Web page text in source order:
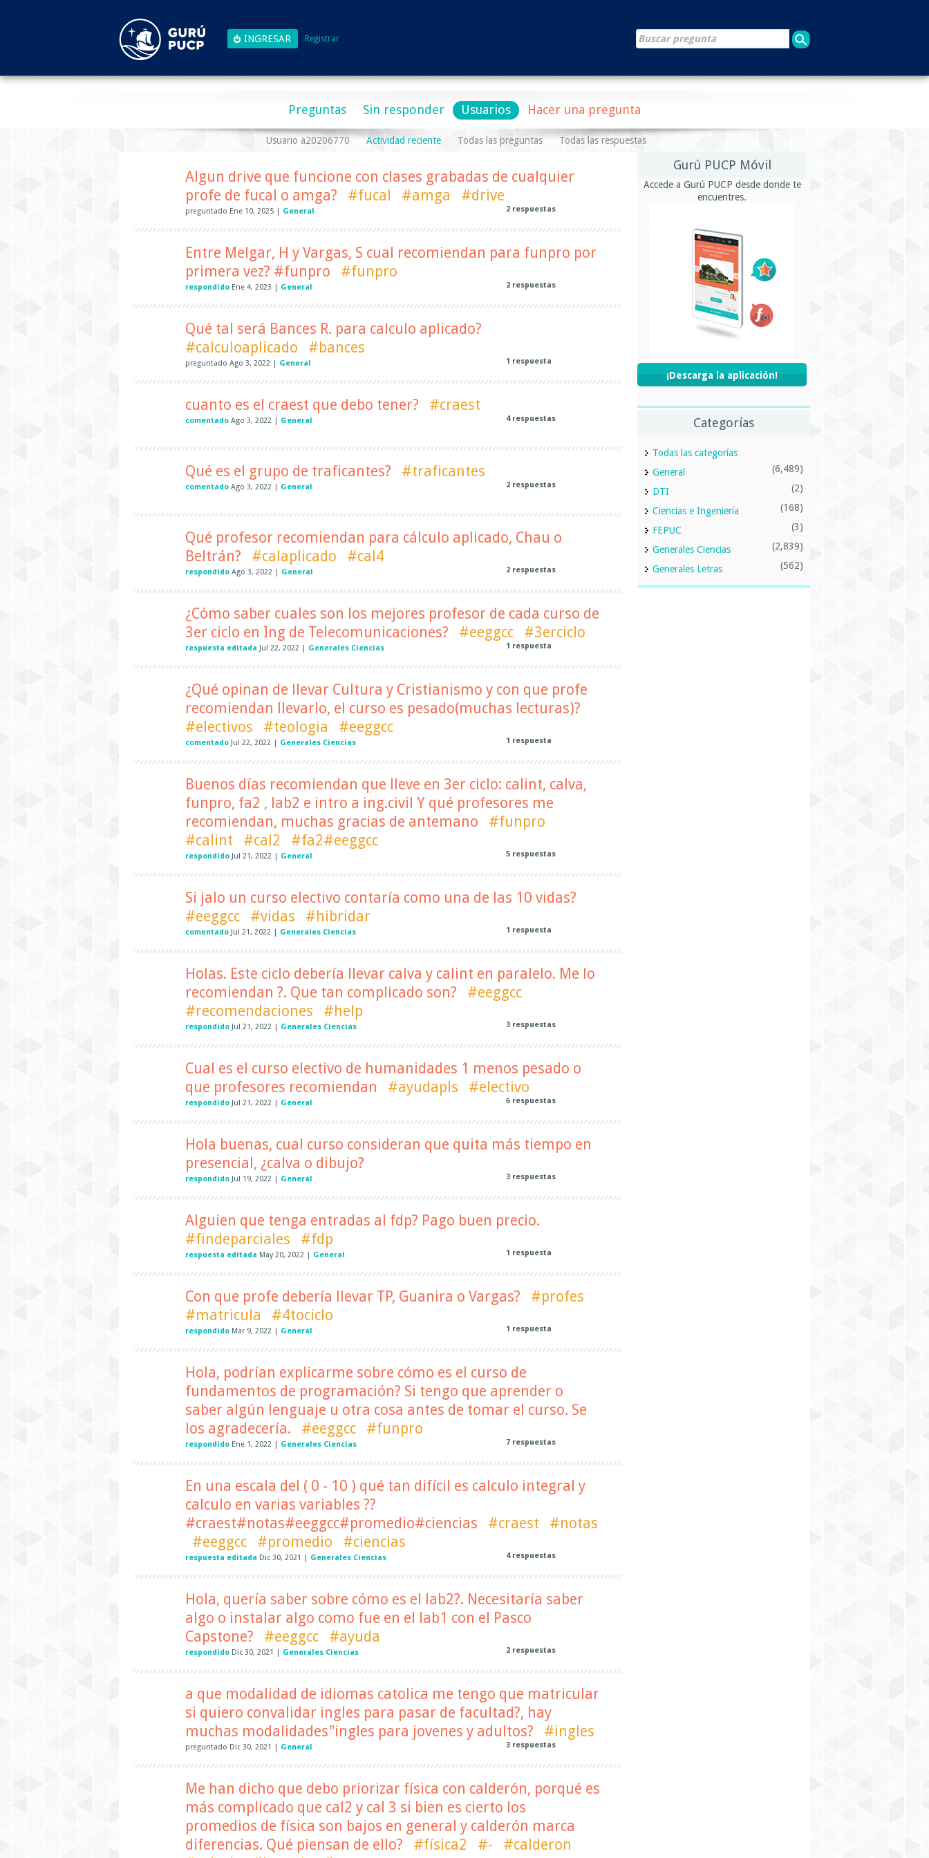
Registrar
Preguntas Sin responder Usuarios Hacer una pregunta
Usuario a20206770 Actividad reciente Todas las preguntas Todas las respuestas
Algun drive que funcione con clases grabadas de cualquier
profe de fucal o amga?
#fucal #amga #drive
preguntado Ene 10, 2025 General 2 respuestas
Entre Melgar, H y Vargas, S cual recomiendan para funpro por
primera vez? #funpro
#funpro
respondido Ene 4, 2023 General 2 respuestas
Qué tal será Bances R. para calculo aplicado?
#calculoaplicado
#bances
preguntado Ago 3, 2022 General 1 respuesta
cuanto es el craest que debo tener? #craest
comentado Ago 3, 2022 General 4respuestas
Qué es el grupo de traficantes? #traficantes
comentado Ago 3, 2022 General 2 respuestas
Qué profesor recomiendan para cálculo aplicado, Chau o
Beltrán?
#calaplicado #cal4
respondido Ago 3, 2022 General 2 respuestas
¿Cómo saber cuales son los mejores profesor de cada curso de
3er ciclo en Ing de Telecomunicaciones?
#eeggcc #3erciclo
respuesta editada Jul 22, 2022 Generales Ciencias 1 respuesta
¿Qué opinan de llevar Cultura y Cristianismo y con que profe
recomiendan llevarlo, el curso es pesado(muchas lecturas)?
#electivos
#teologia #eeggcc
comentado Jul 22, 2022 Generales Ciencias 1 respuesta
Buenos días recomiendan que lleve en 3er ciclo: calint, calva,
funpro, fa2 , lab2 e intro a ing.civil Y qué profesores me
recomiendan, muchas gracias de antemano
#funpro
#calint
#cal2 #fa2#eeggcc
respondido Jul 21, 2022 General 5 respuestas
Si jalo un curso electivo contaría como una de las 10 vidas?
#eeggcc
#vidas #hibridar
comentado Jul 21, 2022 Generales Ciencias 1 respuesta
Holas. Este ciclo debería llevar calva y calint en paralelo. Me lo
recomiendan ?. Que tan complicado son?
#eeggcc
#recomendaciones
#help
respondido Jul 21, 2022 Generales Ciencias 3 respuestas
Cual es el curso electivo de humanidades 1 menos pesado o
que profesores recomiendan
#ayudapls #electivo
respondido Jul 21, 2022 General 6 respuestas
Hola buenas, cual curso consideran que quita más tiempo en
presencial, ¿calva o dibujo?
respondido Jul 19, 2022 General 3 respuestas
Alguien que tenga entradas al fdp? Pago buen precio.
#findeparciales
#fdp
respuesta editada May 20, 2022 General 1 respuesta
Con que profe debería llevar TP, Guanira o Vargas?
#profes
#matricula
#4tociclo
respondido Mar 9, 2022 General 1 respuesta
Hola, podrían explicarme sobre cómo es el curso de
fundamentos de programación? Si tengo que aprender o
saber algún lenguaje u otra cosa antes de tomar el curso. Se
los agradecería.
#eeggcc #funpro
respondido Ene 1, 2022 Generales Ciencias 7 respuestas
En una escala del ( 0 - 10 ) qué tan difícil es calculo integral y
calculo en varias variables ??
#craest#notas#eeggcc#promedio#ciencias
#craest
#notas
#eeggcc
#promedio #ciencias
respuesta editada Dic 30, 2021 Generales Ciencias 4respuestas
Hola, quería saber sobre cómo es el lab2?. Necesitaría saber
algo o instalar algo como fue en el lab1 con el Pasco
Capstone?
#eeggcc #ayuda
respondido Dic 30, 2021 Generales Ciencias 2 respuestas
a que modalidad de idiomas catolica me tengo que matricular
si quiero convalidar ingles para pasar de facultad?, hay
muchas modalidades"ingles para jovenes y adultos?
#ingles
preguntado Dic 30, 2021 General 3 respuestas
Me han dicho que debo priorizar física con calderón, porqué es
más complicado que cal2 y cal 3 si bien es cierto los
promedios de física son bajos en general y calderón marca
diferencias. Qué piensan de ello?
#física2 #-
#calderon
Gurú PUCP Móvil
Accede a Gurú PUCP desde donde te
encuentres.
¡Descarga la aplicación!
Categorías
Todas las categorías
General
(6,489)
DTI (2)
Ciencias e Ingeniería (168)
FEPUC (3)
Generales Ciencias (2,839)
Generales Letras (562)